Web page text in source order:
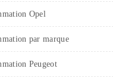
Opel
par marque
Peugeot